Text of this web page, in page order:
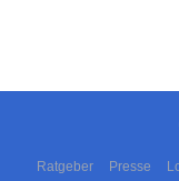
Ratgeber Presse